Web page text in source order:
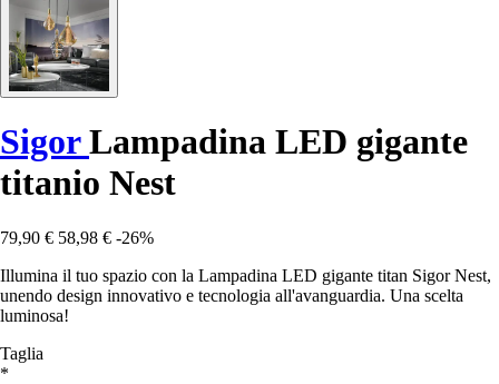
SigorLampadina LED gigante
titanio Nest
79,90 € 58,98 € -26%
Illumina il tuo spazio con la Lampadina LED gigante titan Sigor Nest,
unendo design innovativo e tecnologia all'avanguardia. Una scelta
luminosa!
Taglia
*